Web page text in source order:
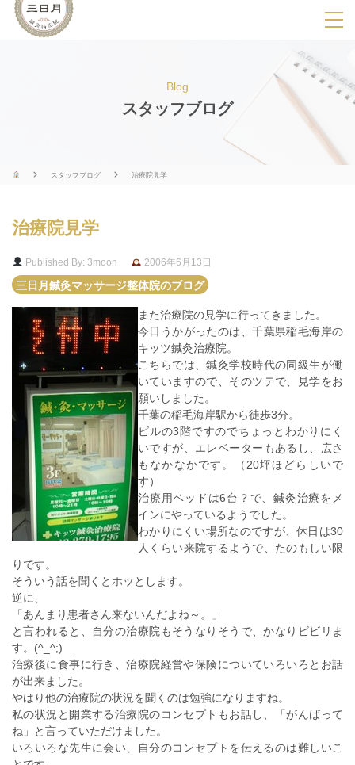
SPメニ
ー
展
用
ボ
Blog
スタッフブログ
スタッフブログ 治療院見学
治療院見学
Published By: 3moon
2006年6月13日
三日月鍼灸マッサージ整体院のブログ
また治療院の見学に行ってきました。
今日うかがったのは、千葉県稲毛海岸の
キッツ鍼灸治療院。
こちらでは、鍼灸学校時代の同級生が働
いていますので、そのツテで、見学をお
願いしました。
千葉の稲毛海岸駅から徒歩3分。
ビルの3階ですのでちょっとわかりにく
いですが、エレベーターもあるし、広さ
もなかなかです。（20坪ほどらしいで
す）
治療用ベッドは6台？で、鍼灸治療をメ
インにやっているようでした。
わかりにくい場所なのですが、休日は30
人くらい来院するようで、たのもしい限
りです。
そういう話を聞くとホッとします。
逆に、
「あんまり患者さん来ないんだよね～。」
と言われると、自分の治療院もそうなりそうで、かなりビビリま
す。(^_^;)
治療後に食事に行き、治療院経営や保険についていろいろとお話
が出来ました。
やはり他の治療院の状況を聞くのは勉強になりますね。
私の状況と開業する治療院のコンセプトもお話し、「がんばって
ね」と言っていただけました。
いろいろな先生に会い、自分のコンセプトを伝えるのは難しいこ